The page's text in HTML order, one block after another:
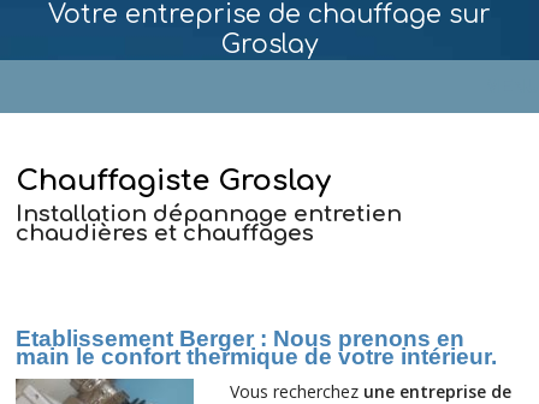
Votre entreprise de chauffage sur
Groslay
Chauffagiste Groslay
Installation dépannage entretien
chaudières et chauffages
Etablissement Berger : Nous prenons en
main le confort thermique de votre intérieur.
Vous recherchez une entreprise de